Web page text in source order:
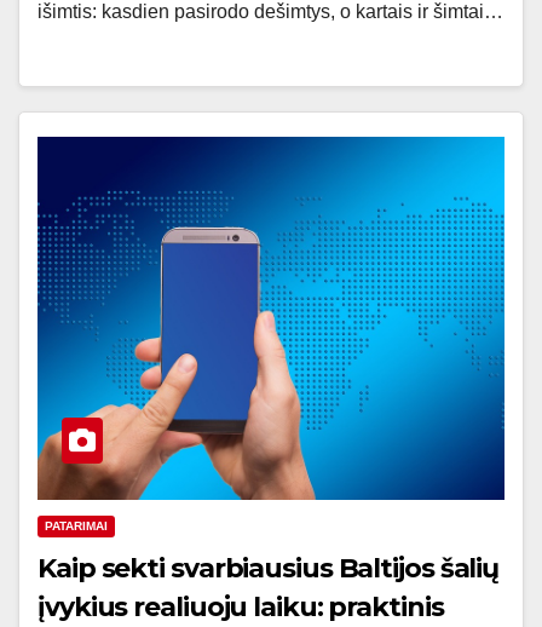
išimtis: kasdien pasirodo dešimtys, o kartais ir šimtai…
PATARIMAI
Kaip sekti svarbiausius Baltijos šalių
įvykius realiuoju laiku: praktinis